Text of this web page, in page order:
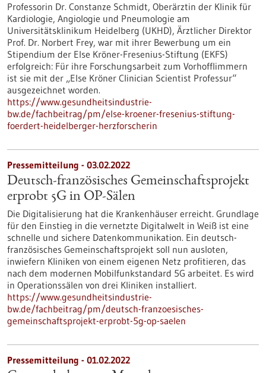
Professorin Dr. Constanze Schmidt, Oberärztin der Klinik für
Kardiologie, Angiologie und Pneumologie am
Universitätsklinikum Heidelberg (UKHD), Ärztlicher Direktor
Prof. Dr. Norbert Frey, war mit ihrer Bewerbung um ein
Stipendium der Else Kröner-Fresenius-Stiftung (EKFS)
erfolgreich: Für ihre Forschungsarbeit zum Vorhofflimmern
ist sie mit der „Else Kröner Clinician Scientist Professur“
ausgezeichnet worden.
https://www.gesundheitsindustrie-
bw.de/fachbeitrag/pm/else-kroener-fresenius-stiftung-
foerdert-heidelberger-herzforscherin
Pressemitteilung - 03.02.2022
Deutsch-französisches Gemeinschaftsprojekt
erprobt 5G in OP-Sälen
Die Digitalisierung hat die Krankenhäuser erreicht. Grundlage
für den Einstieg in die vernetzte Digitalwelt in Weiß ist eine
schnelle und sichere Datenkommunikation. Ein deutsch-
französisches Gemeinschaftsprojekt soll nun ausloten,
inwiefern Kliniken von einem eigenen Netz profitieren, das
nach dem modernen Mobilfunkstandard 5G arbeitet. Es wird
in Operationssälen von drei Kliniken installiert.
https://www.gesundheitsindustrie-
bw.de/fachbeitrag/pm/deutsch-franzoesisches-
gemeinschaftsprojekt-erprobt-5g-op-saelen
Pressemitteilung - 01.02.2022